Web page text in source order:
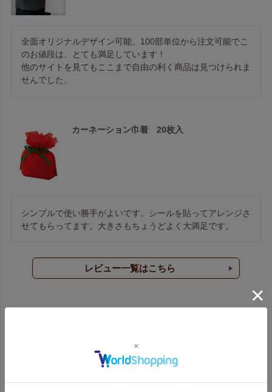
全面オリジナルデザイン可能、100部単位から注文可能でこ
のお値段は、とても満足しています！
他のサイトを見てもここまで自由の利く商品は見つけられま
せんでした。
カーネーション巾着 20枚入
シンプルで使い勝手がよいです。シールを貼ってアレンジさ
せてもらってます。大きさもちょうどよく大満足です。
レビュー一覧はこちら
どんな種類のラッピング袋を扱っていますか？